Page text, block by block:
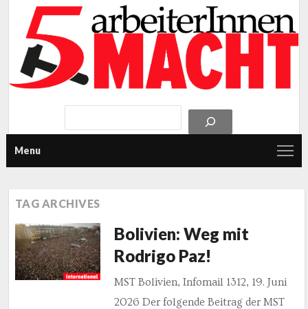
Menu
TAG ARCHIVES
Bolivien: Weg mit
Rodrigo Paz!
MST Bolivien, Infomail 1312, 19. Juni
2026 Der folgende Beitrag der MST